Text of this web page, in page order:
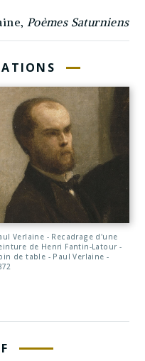
Poèmes Saturniens
Verlaine - Recadrage d'une
de Henri Fantin-Latour -
de table - Paul Verlaine -